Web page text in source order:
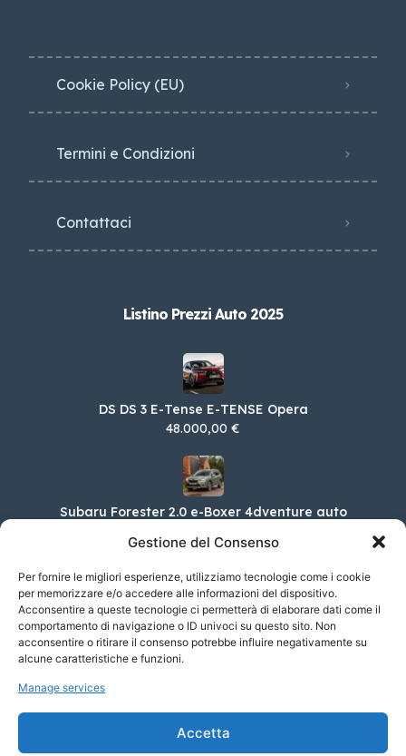
Gestione del Consenso
Per fornire le migliori esperienze, utilizziamo tecnologie come i cookie
per memorizzare e/o accedere alle informazioni del dispositivo.
Acconsentire a queste tecnologie ci permetterà di elaborare dati come il
comportamento di navigazione o ID univoci su questo sito. Non
acconsentire o ritirare il consenso potrebbe influire negativamente su
alcune caratteristiche e funzioni.
Manage services
Accetta
Cookie Policy (EU)
Termini e Condizioni
Contattaci
Listino Prezzi Auto 2025
DS DS 3 E-Tense E-TENSE Opera
48.000,00 €
Subaru Forester 2.0 e-Boxer 4dventure auto
Porsche Cayenne Coupé 3.0 V6 E-Hybrid
114.606,00 €
DS DS 7 E-Tense E-Tense 4×4 Automatica
Business Bastille